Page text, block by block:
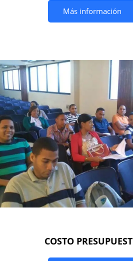
Más información
COSTO